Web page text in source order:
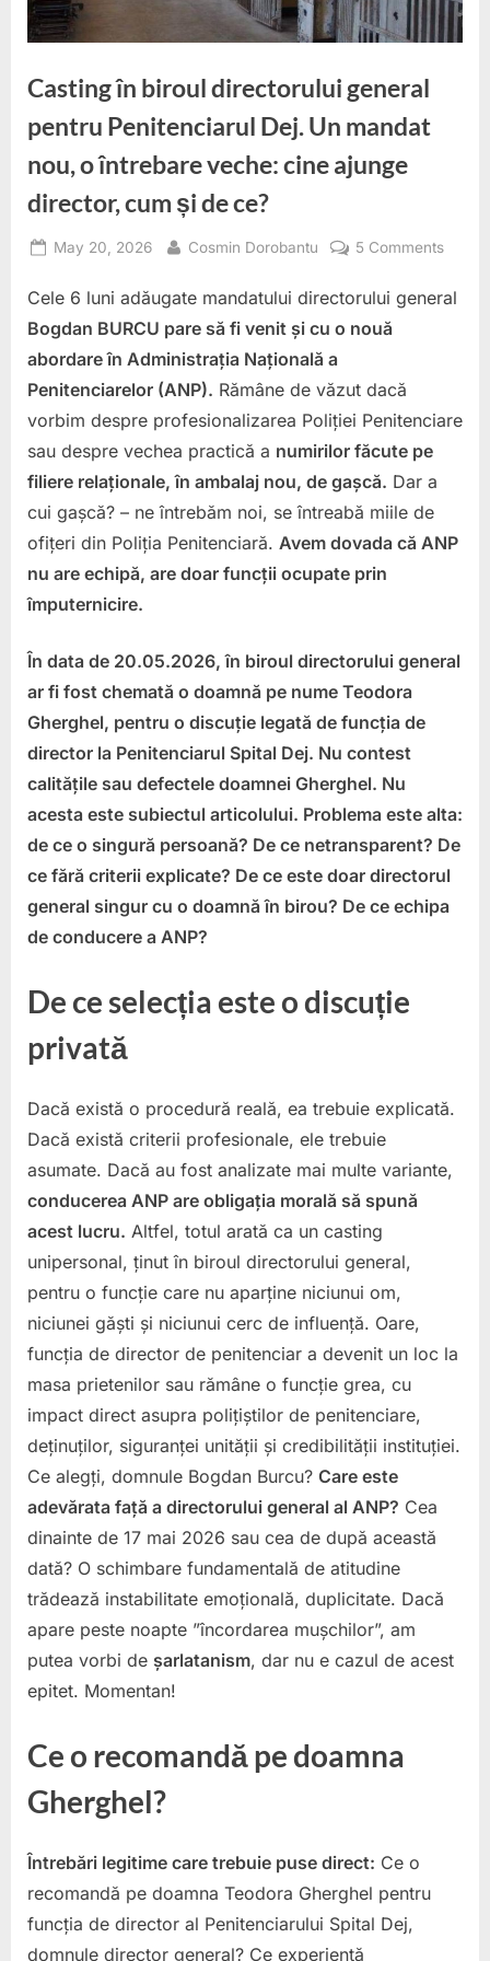
Casting în biroul directorului general
pentru Penitenciarul Dej. Un mandat
nou, o întrebare veche: cine ajunge
director, cum și de ce?
Posted
May 20, 2026 By
Cosmin Dorobantu 5 Commentson
în
o
Cele 6 luni adăugate mandatului directorului general
Bogdan BURCU pare să fi venit și cu o nouă
abordare în Administrația Națională a
Penitenciarelor (ANP). Rămâne de văzut dacă
vorbim despre profesionalizarea Poliției Penitenciare
sau despre vechea practică a numirilor făcute pe
filiere relaționale, în ambalaj nou, de gașcă. Dar a
cui gașcă? – ne întrebăm noi, se întreabă miile de
ofițeri din Poliția Penitenciară. Avem dovada că ANP
nu are echipă, are doar funcții ocupate prin
împuternicire.
În data de 20.05.2026, în biroul directorului general
ar fi fost chemată o doamnă pe nume Teodora
Gherghel, pentru o discuție legată de funcția de
director la Penitenciarul Spital Dej. Nu contest
calitățile sau defectele doamnei Gherghel. Nu
acesta este subiectul articolului. Problema este alta:
de ce o singură persoană? De ce netransparent? De
ce fără criterii explicate? De ce este doar directorul
general singur cu o doamnă în birou? De ce echipa
de conducere a ANP?
De ce selecția este o discuție
privată
Dacă există o procedură reală, ea trebuie explicată.
Dacă există criterii profesionale, ele trebuie
asumate. Dacă au fost analizate mai multe variante,
conducerea ANP are obligația morală să spună
acest lucru. Altfel, totul arată ca un casting
unipersonal, ținut în biroul directorului general,
pentru o funcție care nu aparține niciunui om,
niciunei găști și niciunui cerc de influență. Oare,
funcția de director de penitenciar a devenit un loc la
masa prietenilor sau rămâne o funcție grea, cu
impact direct asupra polițiștilor de penitenciare,
deținuților, siguranței unității și credibilității instituției.
Ce alegți, domnule Bogdan Burcu? Care este
adevărata față a directorului general al ANP? Cea
dinainte de 17 mai 2026 sau cea de după această
dată? O schimbare fundamentală de atitudine
trădează instabilitate emoțională, duplicitate. Dacă
apare peste noapte ”încordarea mușchilor”, am
putea vorbi de șarlatanism, dar nu e cazul de acest
epitet. Momentan!
Ce o recomandă pe doamna
Gherghel?
Întrebări legitime care trebuie puse direct: Ce o
recomandă pe doamna Teodora Gherghel pentru
funcția de director al Penitenciarului Spital Dej,
domnule director general? Ce experiență